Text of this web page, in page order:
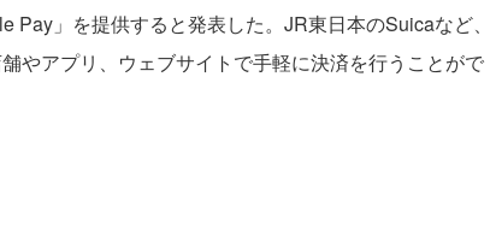
Pay」を提供すると発表した。JR東日本のSuicaなど、
やアプリ、ウェブサイトで手軽に決済を行うことがで